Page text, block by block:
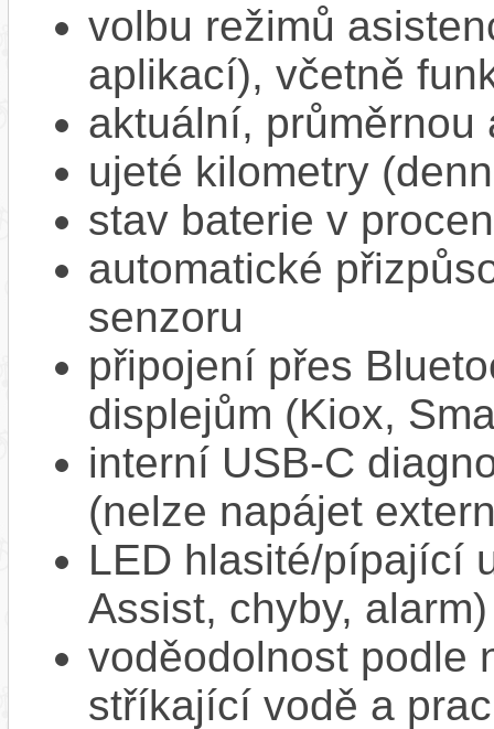
volbu režimů
aplikací), včetně
aktuální, průměrnou
ujeté kilometry
stav baterie v
automatické
senzoru
připojení přes
displejům (Kiox,
interní USB‑C
(nelze napájet
LED hlasité/pípající
Assist, chyby, alarm)
voděodolnost podle
stříkající vodě a